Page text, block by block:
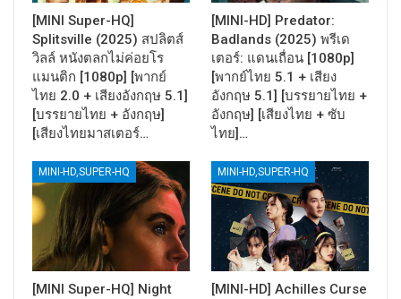
[MINI Super-HQ]
Splitsville (2025) สปลิตส์
วิลล์ หนังตลกไม่ค่อยโร
แมนติก [1080p] [พากย์
ไทย 2.0 + เสียงอังกฤษ 5.1]
[บรรยายไทย + อังกฤษ]
[เสียงไทยมาสเตอร์…
[MINI-HD] Predator:
Badlands (2025) พรีเด
เตอร์: แดนเถื่อน [1080p]
[พากย์ไทย 5.1 + เสียง
อังกฤษ 5.1] [บรรยายไทย +
อังกฤษ] [เสียงไทย + ซับ
ไทย]…
MINI-HD,SUPER-HQ
[MINI Super-HQ] Night
MINI-HD,SUPER-HQ
[MINI-HD] Achilles Curse